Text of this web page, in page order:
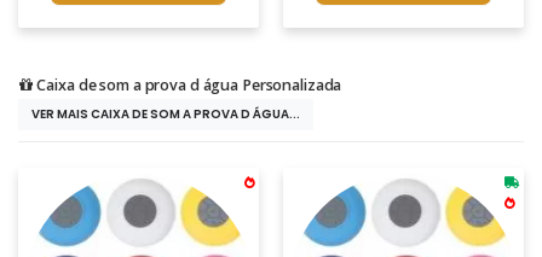
Caixa de som a prova d água Personalizada
VER MAIS CAIXA DE SOM A PROVA D ÁGUA...